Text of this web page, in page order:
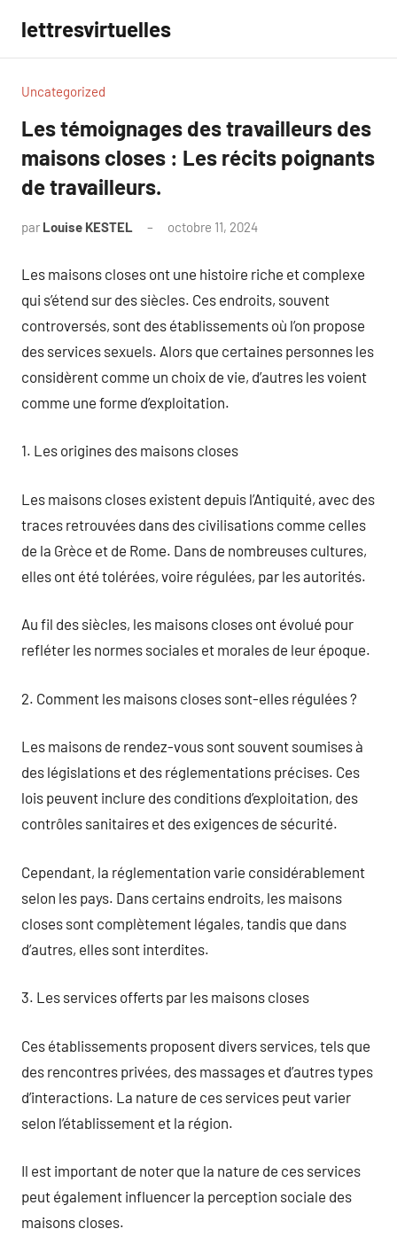
contenu
lettresvirtuelles
Uncategorized
Les témoignages des travailleurs des
maisons closes : Les récits poignants
de travailleurs.
par Louise KESTEL octobre 11, 2024
Les maisons closes ont une histoire riche et complexe
qui s’étend sur des siècles. Ces endroits, souvent
controversés, sont des établissements où l’on propose
des services sexuels. Alors que certaines personnes les
considèrent comme un choix de vie, d’autres les voient
comme une forme d’exploitation.
1. Les origines des maisons closes
Les maisons closes existent depuis l’Antiquité, avec des
traces retrouvées dans des civilisations comme celles
de la Grèce et de Rome. Dans de nombreuses cultures,
elles ont été tolérées, voire régulées, par les autorités.
Au fil des siècles, les maisons closes ont évolué pour
refléter les normes sociales et morales de leur époque.
2. Comment les maisons closes sont-elles régulées ?
Les maisons de rendez-vous sont souvent soumises à
des législations et des réglementations précises. Ces
lois peuvent inclure des conditions d’exploitation, des
contrôles sanitaires et des exigences de sécurité.
Cependant, la réglementation varie considérablement
selon les pays. Dans certains endroits, les maisons
closes sont complètement légales, tandis que dans
d’autres, elles sont interdites.
3. Les services offerts par les maisons closes
Ces établissements proposent divers services, tels que
des rencontres privées, des massages et d’autres types
d’interactions. La nature de ces services peut varier
selon l’établissement et la région.
Il est important de noter que la nature de ces services
peut également influencer la perception sociale des
maisons closes.